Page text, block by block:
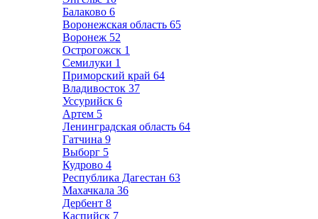
Балаково 6
Воронежская область 65
Воронеж 52
Острогожск 1
Семилуки 1
Приморский край 64
Владивосток 37
Уссурийск 6
Артем 5
Ленинградская область 64
Гатчина 9
Выборг 5
Кудрово 4
Республика Дагестан 63
Махачкала 36
Дербент 8
Каспийск 7